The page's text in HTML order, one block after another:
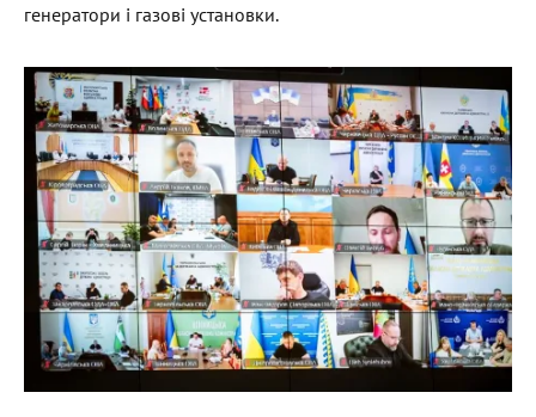
генератори і газові установки.